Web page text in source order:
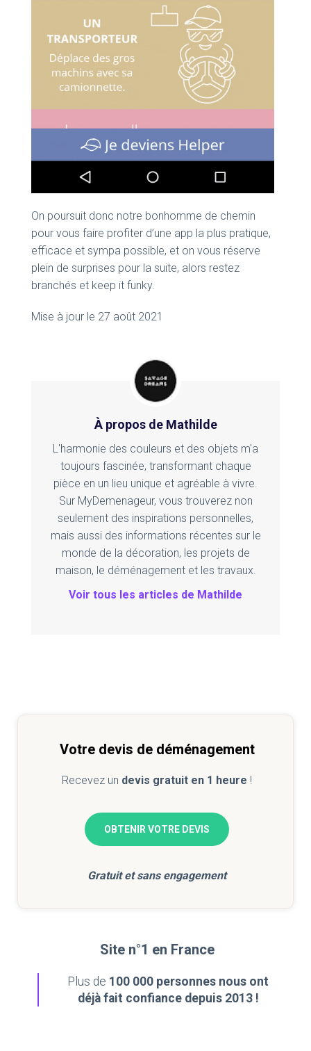
On poursuit donc notre bonhomme de chemin
pour vous faire profiter d’une app la plus pratique,
efficace et sympa possible, et on vous réserve
plein de surprises pour la suite, alors restez
branchés et keep it funky.
Mise à jour le 27 août 2021
À propos de Mathilde
L'harmonie des couleurs et des objets m'a
toujours fascinée, transformant chaque
pièce en un lieu unique et agréable à vivre.
Sur MyDemenageur, vous trouverez non
seulement des inspirations personnelles,
mais aussi des informations récentes sur le
monde de la décoration, les projets de
maison, le déménagement et les travaux.
Voir tous les articles de Mathilde
Votre devis de déménagement
Recevez un devis gratuit en 1 heure !
OBTENIR VOTRE DEVIS
Gratuit et sans engagement
Site n°1 en France
Plus de 100 000 personnes nous ont
déjà fait confiance depuis 2013 !